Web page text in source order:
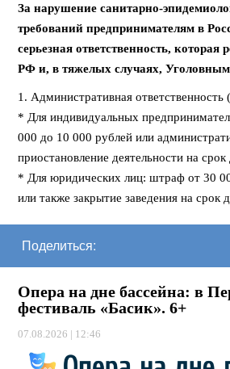
За нарушение санитарно-
требований предпринимателям в
серьезная ответственность, которая
РФ и, в тяжелых случаях,
1. Административная
* Для индивидуальных
000 до 10 000 рублей или
приостановление деятельности на
* Для юридических лиц: штраф от 30
или также закрытие заведения на срок
Поделиться:
Опера на дне бассейна: в
фестиваль «Басик». 6+
07.08.2026 | 12:46